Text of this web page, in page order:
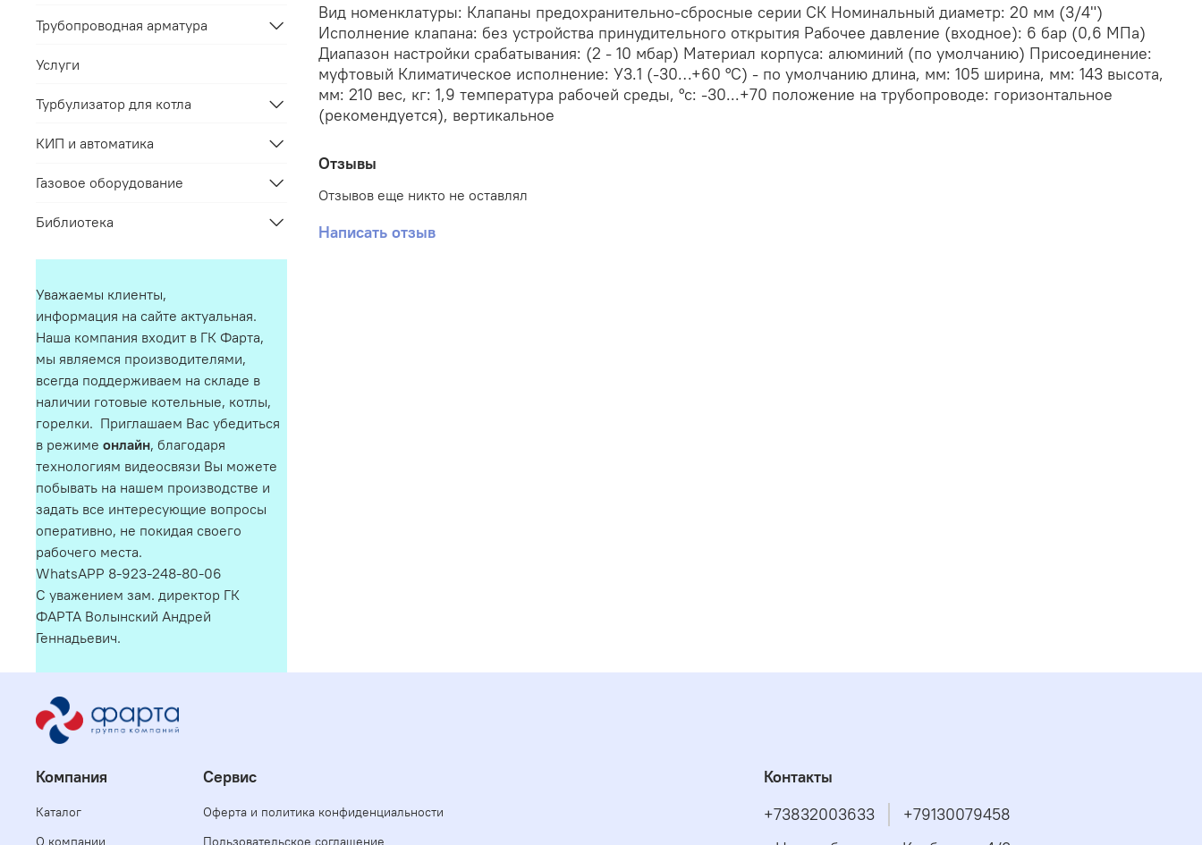
Вид номенклатуры: Клапаны предохранительно-сбросные серии СК Номинальный диаметр: 20 мм (3/4")
Исполнение клапана: без устройства принудительного открытия Рабочее давление (входное): 6 бар (0,6 МПа)
Диапазон настройки срабатывания: (2 - 10 мбар) Материал корпуса: алюминий (по умолчанию) Присоединение:
муфтовый Климатическое исполнение: У3.1 (-30…+60 °С) - по умолчанию длина, мм: 105 ширина, мм: 143 высота,
мм: 210 вес, кг: 1,9 температура рабочей среды, °с: -30...+70 положение на трубопроводе: горизонтальное
(рекомендуется), вертикальное
Отзывы
Отзывов еще никто не оставлял
Написать отзыв
Трубопроводная арматура
Услуги
Турбулизатор для котла
КИП и автоматика
Газовое оборудование
Библиотека
Уважаемы клиенты,
информация на сайте актуальная.
Наша компания входит в ГК Фарта,
мы являемся производителями,
всегда поддерживаем на складе в
наличии готовые котельные, котлы,
горелки. Приглашаем Вас убедиться
в режиме онлайн, благодаря
технологиям видеосвязи Вы можете
побывать на нашем производстве и
задать все интересующие вопросы
оперативно, не покидая своего
рабочего места.
WhatsAPP 8-923-248-80-06
С уважением зам. директор ГК
ФАРТА Волынский Андрей
Геннадьевич.
Компания
Каталог
О компании
Сервис
Оферта и политика конфиденциальности
Пользовательское соглашение
Контакты
+73832003633
+79130079458